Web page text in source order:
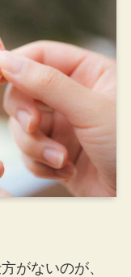
がないのが、